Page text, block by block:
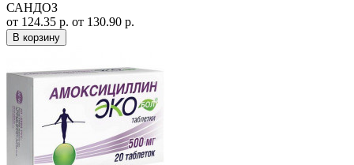
САНДОЗ
от 124.35 р. от 130.90 р.
В корзину